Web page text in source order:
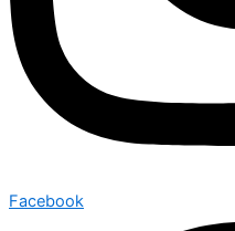
Facebook